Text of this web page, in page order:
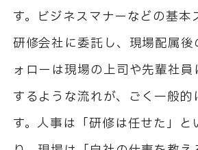
す。ビジネスマナーなどの基本
研修会社に委託し、現場配属後
ォローは現場の上司や先輩社員
するような流れが、ごく一般的
す。人事は「研修は任せた」と